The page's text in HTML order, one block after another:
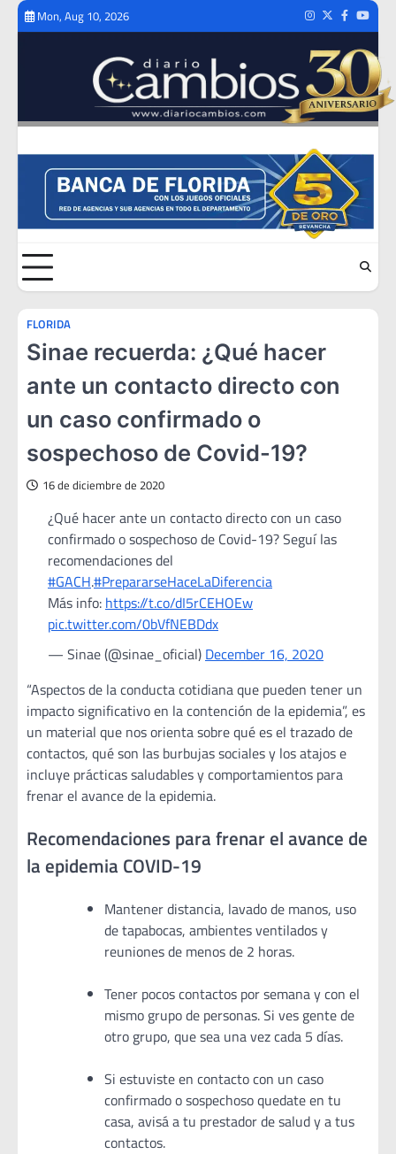
Skip
Mon, Aug 10, 2026 Instagram
TwitterFacebook
FLORIDA
Sinae recuerda: ¿Qué hacer
ante un contacto directo con
un caso confirmado o
sospechoso de Covid-19?
16 de diciembre de 2020
¿Qué hacer ante un contacto directo con un caso
confirmado o sospechoso de Covid-19? Seguí las
recomendaciones del
#GACH.#PrepararseHaceLaDiferencia
Más info: https://t.co/dI5rCEHOEw
pic.twitter.com/0bVfNEBDdx
— Sinae (@sinae_oficial) December 16, 2020
“Aspectos de la conducta cotidiana que pueden tener un
impacto significativo en la contención de la epidemia”, es
un material que nos orienta sobre qué es el trazado de
contactos, qué son las burbujas sociales y los atajos e
incluye prácticas saludables y comportamientos para
frenar el avance de la epidemia.
Recomendaciones para frenar el avance de
la epidemia COVID-19
Mantener distancia, lavado de manos, uso
de tapabocas, ambientes ventilados y
reuniones de menos de 2 horas.
Tener pocos contactos por semana y con el
mismo grupo de personas. Si ves gente de
otro grupo, que sea una vez cada 5 días.
Si estuviste en contacto con un caso
confirmado o sospechoso quedate en tu
casa, avisá a tu prestador de salud y a tus
contactos.